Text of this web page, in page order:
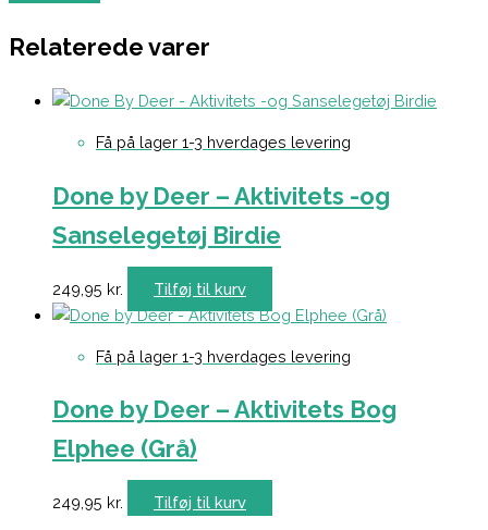
Relaterede varer
Få på lager 1-3 hverdages levering
Done by Deer – Aktivitets -og
Sanselegetøj Birdie
249,95 kr. Tilføj til kurv
Få på lager 1-3 hverdages levering
Done by Deer – Aktivitets Bog
Elphee (Grå)
249,95 kr. Tilføj til kurv